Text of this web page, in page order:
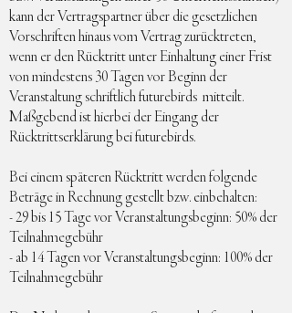
kann der Vertragspartner über die gesetzlichen
Vorschriften hinaus vom Vertrag zurücktreten,
wenn er den Rücktritt unter Einhaltung einer Frist
von mindestens 30 Tagen vor Beginn der
Veranstaltung schriftlich futurebirds mitteilt.
Maßgebend ist hierbei der Eingang der
Rücktrittserklärung bei futurebirds.
Bei einem späteren Rücktritt werden folgende
Beträge in Rechnung gestellt bzw. einbehalten:
- 29 bis 15 Tage vor Veranstaltungsbeginn: 50% der
Teilnahmegebühr
- ab 14 Tagen vor Veranstaltungsbeginn: 100% der
Teilnahmegebühr